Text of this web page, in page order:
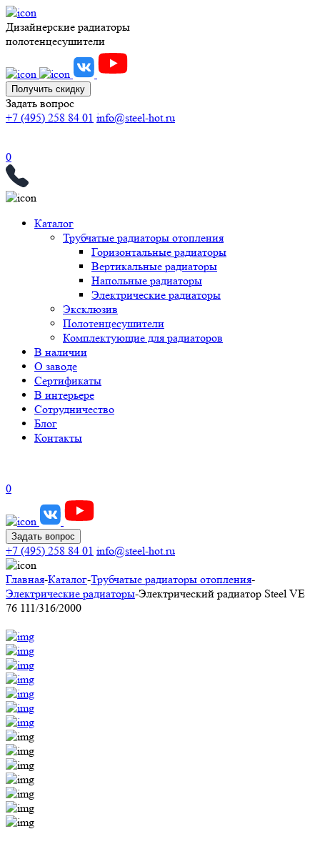
Дизайнерские радиаторы
полотенцесушители
Получить скидку
Задать вопрос
+7 (495) 258 84 01 info@steel-hot.ru
0
Каталог
Трубчатые радиаторы отопления
Горизонтальные радиаторы
Вертикальные радиаторы
Напольные радиаторы
Электрические радиаторы
Эксклюзив
Полотенцесушители
Комплектующие для радиаторов
В наличии
О заводе
Сертификаты
В интерьере
Сотрудничество
Блог
Контакты
0
Задать вопрос
+7 (495) 258 84 01 info@steel-hot.ru
Главная-Каталог-Трубчатые радиаторы отопления-
Электрические радиаторы-Электрический радиатор Steel VE
76 111/316/2000